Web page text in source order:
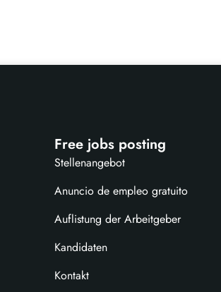
Free jobs posting
Stellenangebot
Anuncio de empleo gratuito
Auflistung der Arbeitgeber
Kandidaten
Kontakt